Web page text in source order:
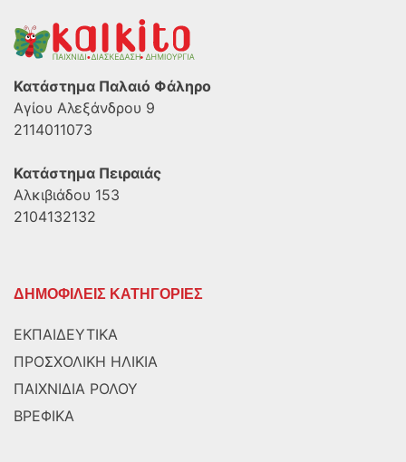
Κατάστημα Παλαιό Φάληρο
Αγίου Αλεξάνδρου 9
2114011073
Κατάστημα Πειραιάς
Αλκιβιάδου 153
2104132132
ΔΗΜΟΦΙΛΕΙΣ ΚΑΤΗΓΟΡΙΕΣ
ΕΚΠΑΙΔΕΥΤΙΚΑ
ΠΡΟΣΧΟΛΙΚΗ ΗΛΙΚΙΑ
ΠΑΙΧΝΙΔΙΑ ΡΟΛΟΥ
ΒΡΕΦΙΚΑ